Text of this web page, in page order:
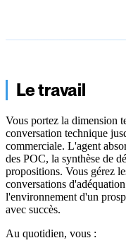
Le travail
Vous portez la dimension
conversation technique
commerciale. L'agent
des POC, la synthèse de
propositions. Vous gérez
conversations
l'environnement d'un
avec succès.
Au quotidien, vous :